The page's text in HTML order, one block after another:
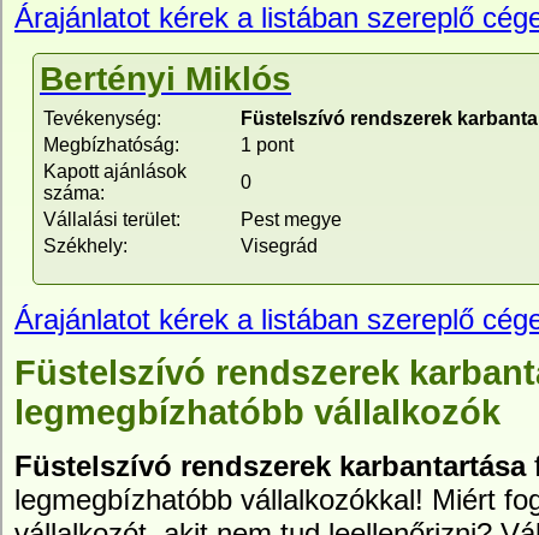
Árajánlatot kérek a listában szereplő
Bertényi Miklós
Tevékenység:
Füstelszívó rendszerek
Megbízhatóság:
1 pont
Kapott ajánlások
száma:
0
Vállalási terület:
Pest megye
Székhely:
Visegrád
Árajánlatot kérek a listában szereplő
Füstelszívó rendszerek
legmegbízhatóbb vállalkozók
Füstelszívó rendszerek karbantartása
legmegbízhatóbb vállalkozókkal! Miért